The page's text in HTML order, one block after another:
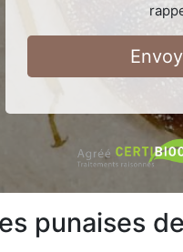
punaises